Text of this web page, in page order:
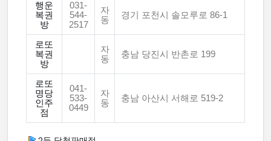
행운
복권
방
031-
544-
2517
자
동
경기 포천시 솔모루로 86-1
로또
복권
방
자
동
충남 당진시 반촌로 199
로또
명당
인주
점
041-
533-
0449
자
동
충남 아산시 서해로 519-2